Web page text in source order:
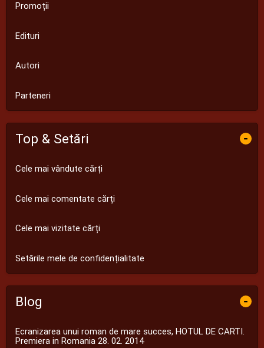
Promoții
Edituri
Autori
Parteneri
Top & Setări -
Cele mai vândute cărți
Cele mai comentate cărți
Cele mai vizitate cărți
Setările mele de confidențialitate
Blog -
Ecranizarea unui roman de mare succes, HOTUL DE CARTI.
Premiera in Romania 28. 02. 2014